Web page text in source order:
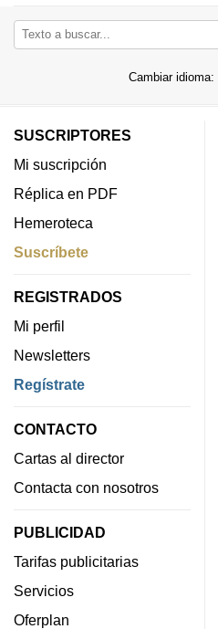
Cambiar idioma:
SUSCRIPTORES
Mi suscripción
Réplica en PDF
Hemeroteca
Suscríbete
REGISTRADOS
Mi perfil
Newsletters
Regístrate
CONTACTO
Cartas al director
Contacta con nosotros
PUBLICIDAD
Tarifas publicitarias
Servicios
Oferplan